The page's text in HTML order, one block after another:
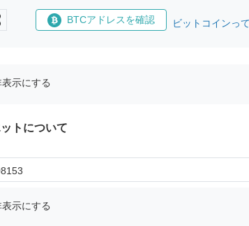
BTCアドレスを確認 ビットコインっ
示にする
トについて
示にする